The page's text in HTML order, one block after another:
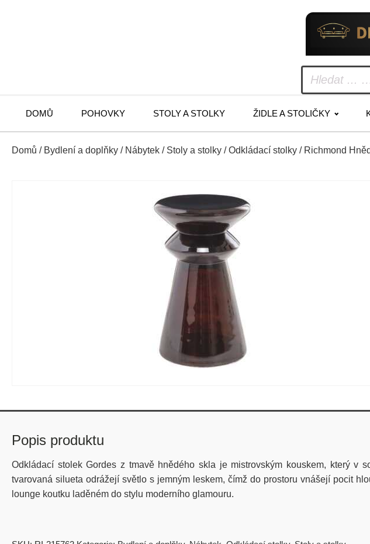
DOMŮ POHOVKY STOLY A STOLKY ŽIDLE A STOLIČKY
Domů / Bydlení a doplňky / Nábytek / Stoly a stolky /Odkládací stolky / Richmond
Popis produktu
Odkládací stolek Gordes z tmavě hnědého skla je mistrovským kouskem, který v
tvarovaná silueta odrážejí světlo s jemným leskem, čímž do prostoru vnášejí pocit
lounge koutku laděném do stylu moderního glamouru.